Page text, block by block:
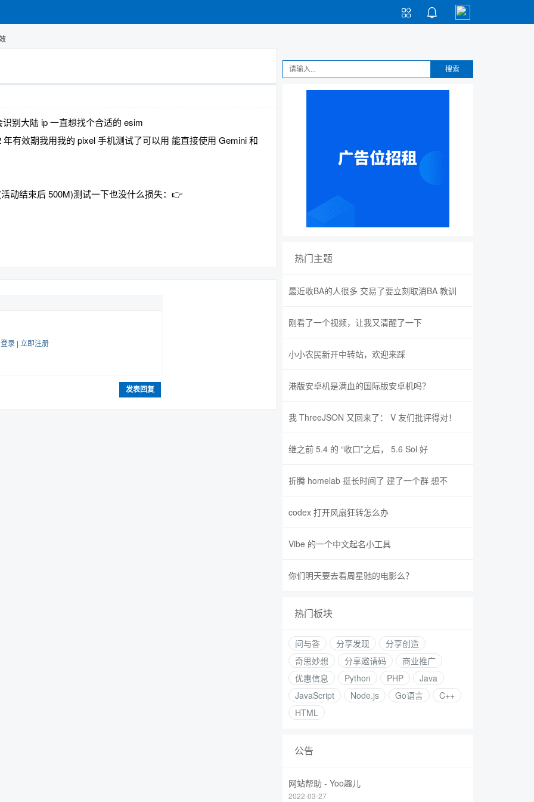


别大陆 ip 一直想找个合适的 esim
有效期我用我的 pixel 手机测试了可以用 能直接使用 Gemini 和
动结束后 500M)测试一下也没什么损失：👉
登录 | 立即注册
发表回复
搜索
热门主题
最近收BA的人很多 交易了要立刻取消BA 教训
刚看了一个视频，让我又清醒了一下
小小农民新开中转站，欢迎来踩
港版安卓机是满血的国际版安卓机吗？
我 ThreeJSON 又回来了： V 友们批评得对！
继之前 5.4 的 “收口”之后， 5.6 Sol 好
折腾 homelab 挺长时间了 建了一个群 想不
codex 打开风扇狂转怎么办
Vibe 的一个中文起名小工具
你们明天要去看周星驰的电影么？
热门板块
问与答 分享发现
分享创造
奇思妙想
分享邀请码
商业推广
优惠信息
Python PHP
Java
JavaScript
Node.js Go语言
C++
HTML
公告
网站帮助 - Yoo趣儿
2022-03-27